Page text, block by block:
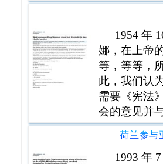
1954 年
娜，在上帝
等，等等，
此，我们认
需要《宪法
会的意见并
并在此理解
接受本法所
命令，以及
1993 年